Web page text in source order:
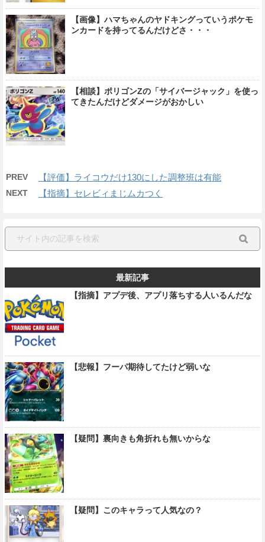
【画像】ハマちゃんのヤドキングっていうポケモ
ンカードを持ってるんだけどさ・・・
【相談】ポリゴンZの「サイバージャック」を使っ
てきたんだけどダメージがおかしい
PREV 【評価】ライコウだけ130にした調整班は有能
NEXT 【指摘】セレビィまじムカつく
最新記事
【指摘】アプデ後、アプリ落ちする人いるんだな
【悲報】フーパ期待してたけど弱いな
【疑問】裏向きも角折れも無いからな
【疑問】このキャラって人気なの？